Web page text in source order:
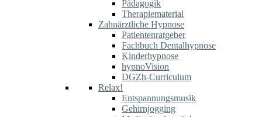
Pädagogik
Therapiematerial
Zahnärztliche Hypnose
Patientenratgeber
Fachbuch Dentalhypnose
Kinderhypnose
hypnoVision
DGZh-Curriculum
Relax!
Entspannungsmusik
Gehirnjogging